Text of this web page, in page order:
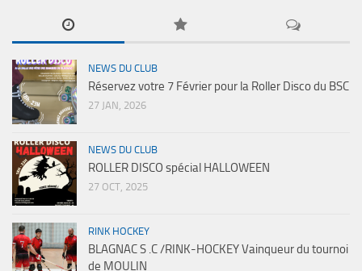
NEWS DU CLUB
Réservez votre 7 Février pour la Roller Disco du BSC
27 JAN, 2026
NEWS DU CLUB
ROLLER DISCO spécial HALLOWEEN
27 OCT, 2025
RINK HOCKEY
BLAGNAC S .C /RINK-HOCKEY Vainqueur du tournoi
de MOULIN